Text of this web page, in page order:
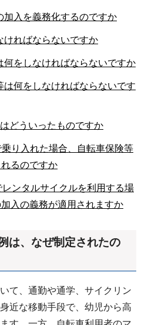
入を義務化するのですか
ればならないですか
をしなければならないですか
何をしなければならないです
どういったものですか
り入れた場合、自転車保険等
るのですか
ンタルサイクルを利用する場
入の義務が適用されますか
は、なぜ制定されたの
て、通勤や通学、サイクリン
近な移動手段で、幼児から高